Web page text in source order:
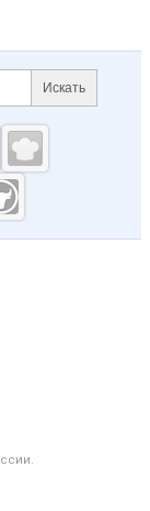
сайту и
Искать